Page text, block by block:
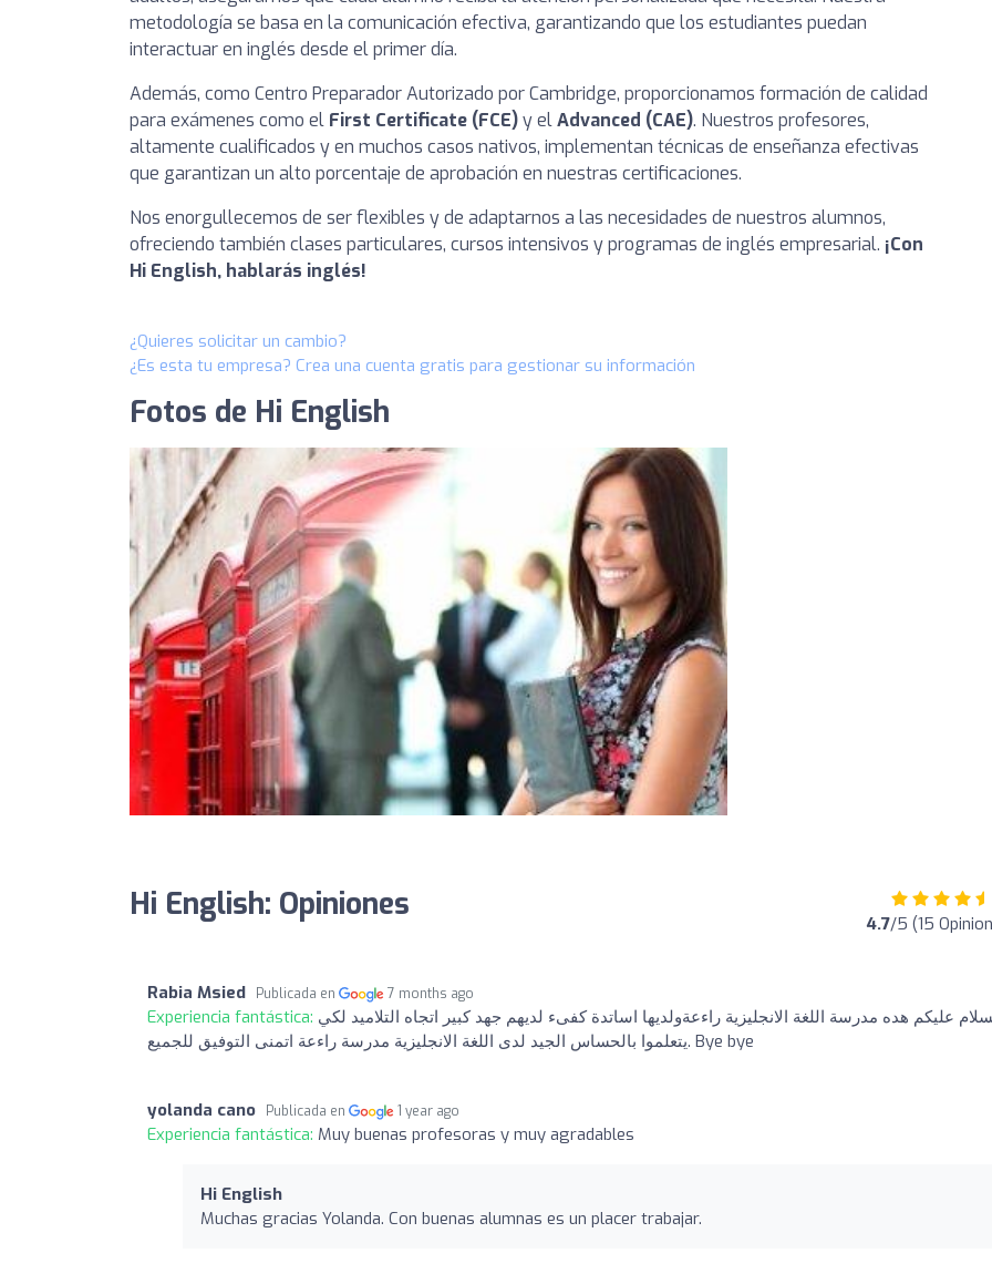
metodología se basa en la comunicación efectiva, garantizando que los estudiantes puedan
interactuar en inglés desde el primer día.
Además, como Centro Preparador Autorizado por Cambridge, proporcionamos formación de calidad
para exámenes como el First Certificate (FCE)y elAdvanced (CAE). Nuestros profesores,
altamente cualificados y en muchos casos nativos, implementan técnicas de enseñanza efectivas
que garantizan un alto porcentaje de aprobación en nuestras certificaciones.
Nos enorgullecemos de ser flexibles y de adaptarnos a las necesidades de nuestros alumnos,
ofreciendo también clases particulares, cursos intensivos y programas de inglés empresarial. ¡Con
Hi English, hablarás inglés!
¿Quieres solicitar un cambio?
¿Es esta tu empresa? Crea una cuenta gratis para gestionar su información
Fotos de Hi English
Hi English: Opiniones 4.7/5 (15
Rabia Msied Publicada en 7 months ago
Experiencia fantástica: عليكم هده مدرسة اللغة الانجليزية راءعةولديها اساتدة كفىء لديهم جهد كبير اتجاه التلاميد لكي
يتعلموا بالحساس الجيد لدى اللغة الانجليزية مدرسة راءعة اتمنى التوفيق للجميع. Bye bye
yolanda cano Publicada en 1 year ago
Experiencia fantástica: Muy buenas profesoras y muy agradables
Hi English
Muchas gracias Yolanda. Con buenas alumnas es un placer trabajar.